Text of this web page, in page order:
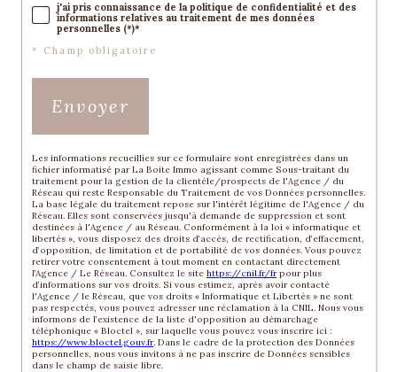
j'ai pris connaissance de la politique de confidentialité et des
informations relatives au traitement de mes données
personnelles (*)*
* Champ obligatoire
Envoyer
Les informations recueillies sur ce formulaire sont enregistrées dans un
fichier informatisé par La Boite Immo agissant comme Sous-traitant du
traitement pour la gestion de la clientèle/prospects de l'Agence / du
Réseau qui reste Responsable du Traitement de vos Données personnelles.
La base légale du traitement repose sur l'intérêt légitime de l'Agence / du
Réseau. Elles sont conservées jusqu'à demande de suppression et sont
destinées à l'Agence / au Réseau. Conformément à la loi « informatique et
libertés », vous disposez des droits d’accès, de rectification, d’effacement,
d’opposition, de limitation et de portabilité de vos données. Vous pouvez
retirer votre consentement à tout moment en contactant directement
l’Agence / Le Réseau. Consultez le site https://cnil.fr/frpour plus
d’informations sur vos droits. Si vous estimez, après avoir contacté
l'Agence / le Réseau, que vos droits « Informatique et Libertés » ne sont
pas respectés, vous pouvez adresser une réclamation à la CNIL. Nous vous
informons de l’existence de la liste d'opposition au démarchage
téléphonique « Bloctel », sur laquelle vous pouvez vous inscrire ici :
https://www.bloctel.gouv.fr. Dans le cadre de la protection des Données
personnelles, nous vous invitons à ne pas inscrire de Données sensibles
dans le champ de saisie libre.